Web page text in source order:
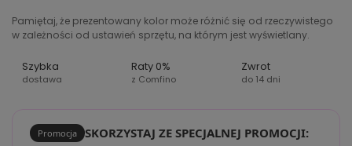
Pamiętaj, że prezentowany kolor może różnić się od rzeczywistego
w zależności od ustawień sprzętu, na którym jest wyświetlany.
Szybka
dostawa
Raty 0%
z Comfino
Zwrot
do 14 dni
Promocja SKORZYSTAJ ZE SPECJALNEJ PROMOCJI: